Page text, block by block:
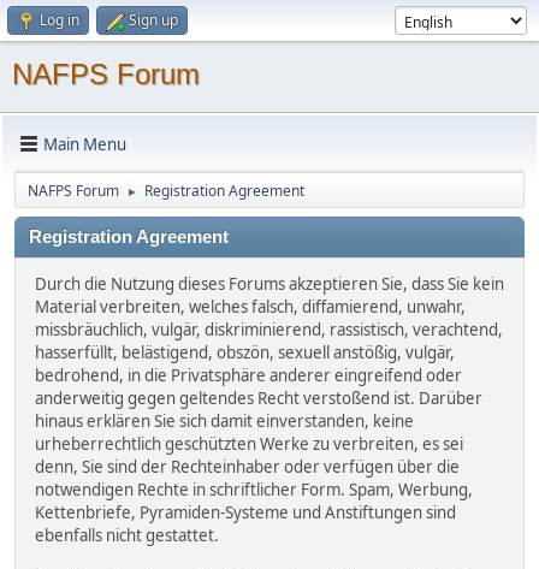
Log in Sign up
NAFPS Forum
Main Menu
NAFPS Forum ► Registration Agreement
Registration Agreement
Durch die Nutzung dieses Forums akzeptieren Sie, dass Sie kein
Material verbreiten, welches falsch, diffamierend, unwahr,
missbräuchlich, vulgär, diskriminierend, rassistisch, verachtend,
hasserfüllt, belästigend, obszön, sexuell anstößig, vulgär,
bedrohend, in die Privatsphäre anderer eingreifend oder
anderweitig gegen geltendes Recht verstoßend ist. Darüber
hinaus erklären Sie sich damit einverstanden, keine
urheberrechtlich geschützten Werke zu verbreiten, es sei
denn, Sie sind der Rechteinhaber oder verfügen über die
notwendigen Rechte in schriftlicher Form. Spam, Werbung,
Kettenbriefe, Pyramiden-Systeme und Anstiftungen sind
ebenfalls nicht gestattet.